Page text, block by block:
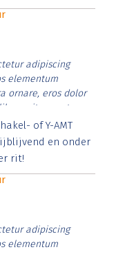
adipiscing
elementum
ornare, eros dolor
vitae erat.
id rutrum lorem
posuere.
of Y-AMT
en onder
rit!
adipiscing
elementum